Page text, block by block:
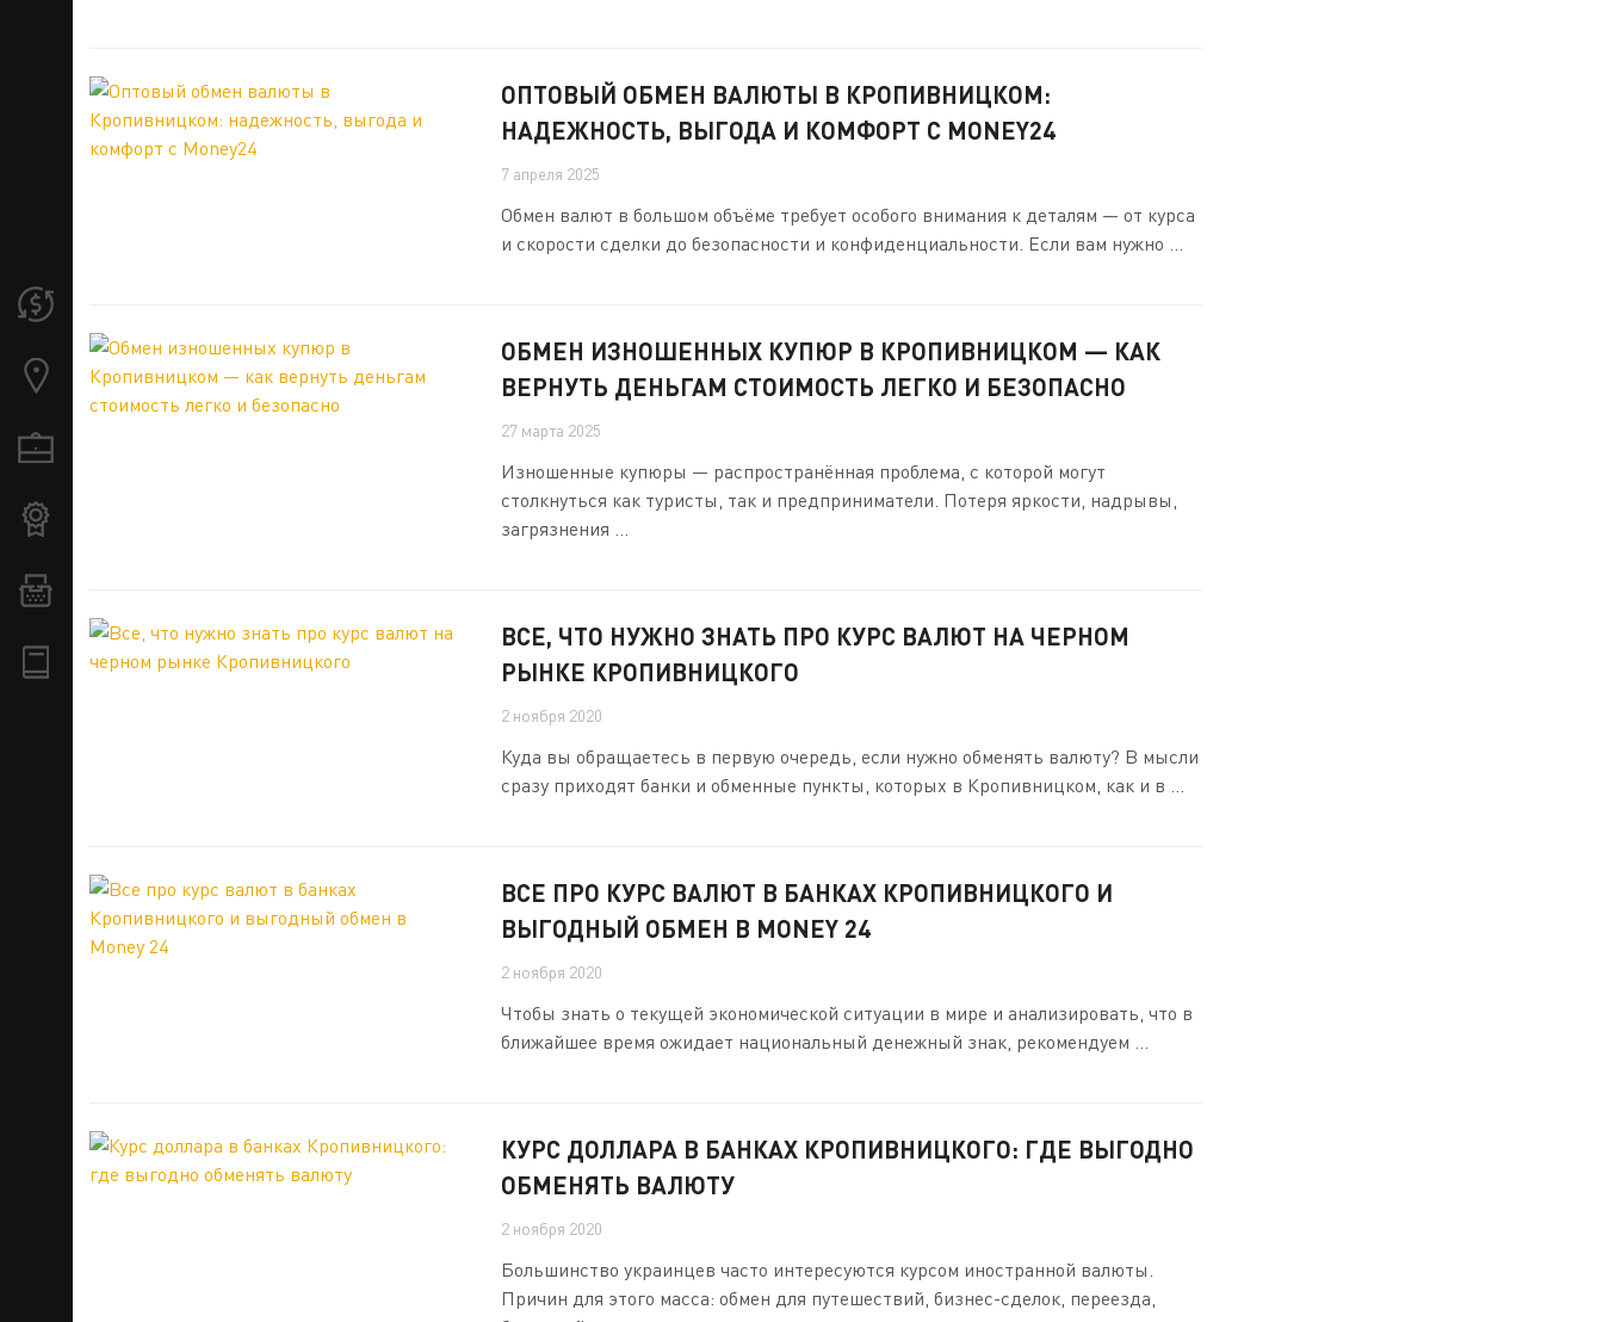
ОПТОВЫЙ ОБМЕН ВАЛЮТЫ В КРОПИВНИЦКОМ:
НАДЕЖНОСТЬ, ВЫГОДА И КОМФОРТ С MONEY24
7 апреля 2025
Обмен валют в большом объёме требует особого внимания к деталям — от курса
и скорости сделки до безопасности и конфиденциальности. Если вам нужно ...
ОБМЕН ИЗНОШЕННЫХ КУПЮР В КРОПИВНИЦКОМ — КАК
ВЕРНУТЬ ДЕНЬГАМ СТОИМОСТЬ ЛЕГКО И БЕЗОПАСНО
27 марта 2025
Изношенные купюры — распространённая проблема, с которой могут
столкнуться как туристы, так и предприниматели. Потеря яркости, надрывы,
загрязнения ...
ВСЕ, ЧТО НУЖНО ЗНАТЬ ПРО КУРС ВАЛЮТ НА ЧЕРНОМ
РЫНКЕ КРОПИВНИЦКОГО
2 ноября 2020
Куда вы обращаетесь в первую очередь, если нужно обменять валюту? В мысли
сразу приходят банки и обменные пункты, которых в Кропивницком, как и в ...
ВСЕ ПРО КУРС ВАЛЮТ В БАНКАХ КРОПИВНИЦКОГО И
ВЫГОДНЫЙ ОБМЕН В MONEY 24
2 ноября 2020
Чтобы знать о текущей экономической ситуации в мире и анализировать, что в
ближайшее время ожидает национальный денежный знак, рекомендуем ...
КУРС ДОЛЛАРА В БАНКАХ КРОПИВНИЦКОГО: ГДЕ ВЫГОДНО
ОБМЕНЯТЬ ВАЛЮТУ
2 ноября 2020
Большинство украинцев часто интересуются курсом иностранной валюты.
Причин для этого масса: обмен для путешествий, бизнес-сделок, переезда,